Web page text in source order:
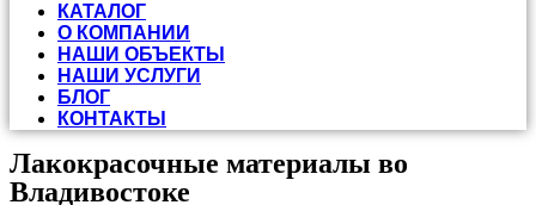
КАТАЛОГ
О КОМПАНИИ
НАШИ ОБЪЕКТЫ
НАШИ УСЛУГИ
БЛОГ
КОНТАКТЫ
Лакокрасочные материалы во
Владивостоке